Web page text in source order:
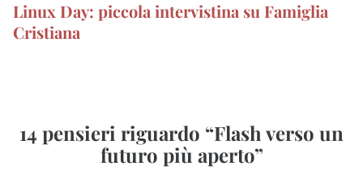
successivo:
Linux Day: piccola intervistina su Famiglia
Cristiana
14 pensieri riguardo “Flash verso un
futuro più aperto”